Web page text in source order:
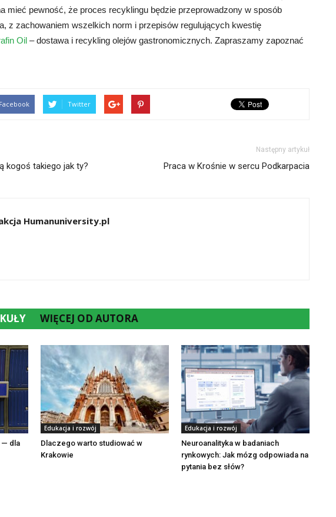
mieć pewność, że proces recyklingu będzie przeprowadzony w sposób
z zachowaniem wszelkich norm i przepisów regulujących kwestię
Oil – dostawa i recykling olejów gastronomicznych. Zapraszamy zapoznać
Facebook Twitter
kogoś takiego jak ty?
Następny artykuł
Praca w Krośnie w sercu Podkarpacia
Humanuniversity.pl
WIĘCEJ OD AUTORA
— dla
Edukacja i rozwój
Dlaczego warto studiować w
Krakowie
Edukacja i rozwój
Neuroanalityka w badaniach
rynkowych: Jak mózg odpowiada na
pytania bez słów?